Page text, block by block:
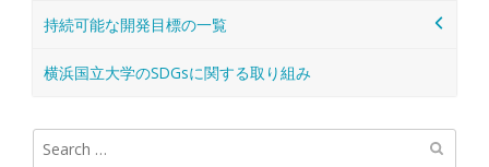
持続可能な開発目標の一覧
横浜国立大学のSDGsに関する取り組み
検